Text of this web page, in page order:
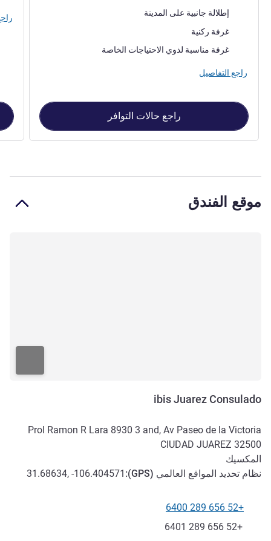
المناظر:إطلالة جانبية على المدينة
أكثر أماكن الإقامة:
غرفة ركنية
غرفة مناسبة لذوي الاحتياجات الخاصة
راجع التفاصيل
راجع حالات التوافر
موقع الفندق
ibis Juarez Consulado
Prol Ramon R Lara 8930 3 and, Av Paseo de la Victoria
32500
CIUDAD JUAREZ
المكسيك
نظام تحديد المواقع العالمي (GPS
):
31.68634, -106.404571
الهاتف
+52 656 289 6400
فاكس
+52 656 289 6401